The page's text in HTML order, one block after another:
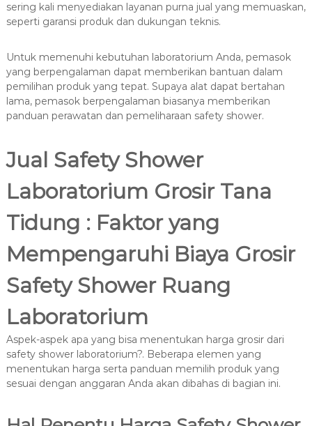
sering kali menyediakan layanan purna jual yang memuaskan,
seperti garansi produk dan dukungan teknis.
Untuk memenuhi kebutuhan laboratorium Anda, pemasok
yang berpengalaman dapat memberikan bantuan dalam
pemilihan produk yang tepat. Supaya alat dapat bertahan
lama, pemasok berpengalaman biasanya memberikan
panduan perawatan dan pemeliharaan safety shower.
Jual Safety Shower
Laboratorium Grosir Tana
Tidung : Faktor yang
Mempengaruhi Biaya Grosir
Safety Shower Ruang
Laboratorium
Aspek-aspek apa yang bisa menentukan harga grosir dari
safety shower laboratorium?. Beberapa elemen yang
menentukan harga serta panduan memilih produk yang
sesuai dengan anggaran Anda akan dibahas di bagian ini.